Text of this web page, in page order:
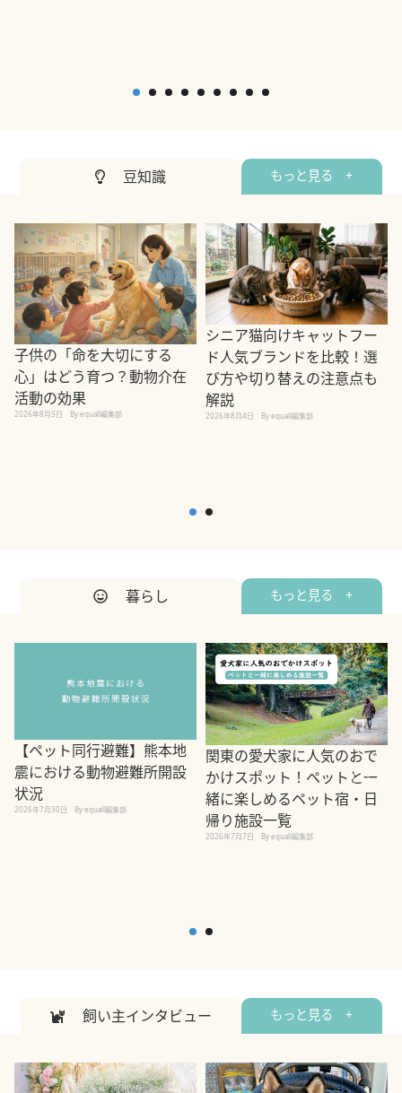
豆知識 もっと見る +
子供の「命を大切にする
心」はどう育つ？動物介在
活動の効果
2026年8月5日 By equall編集部
シニア猫向けキャットフー
ド人気ブランドを比較！選
び方や切り替えの注意点も
解説
2026年8月4日 By equall編集部
暮らし もっと見る +
【ペット同行避難】熊本地
震における動物避難所開設
状況
2026年7月30日 By equall編集部
関東の愛犬家に人気のおで
かけスポット！ペットと一
緒に楽しめるペット宿・日
帰り施設一覧
2026年7月7日 By equall編集部
飼い主インタビュー もっと見る +